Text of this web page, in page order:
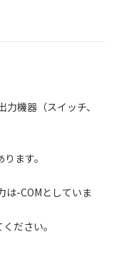
機器（スイッチ、
ます。
は-COMとしていま
ださい。